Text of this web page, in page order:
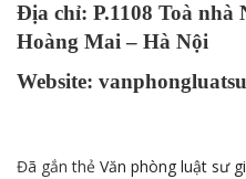
Địa chỉ: P.1108 Toà nhà
Hoàng Mai – Hà Nội
Website:
Đã gắn thẻ Văn phòng luật sư